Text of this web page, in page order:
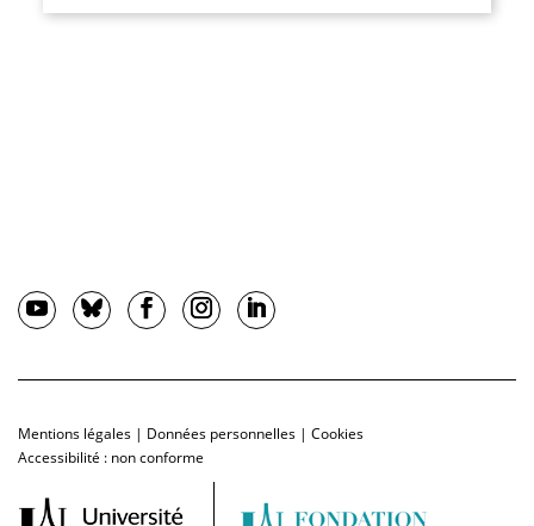
Mentions légales | Données personnelles | Cookies
Accessibilité : non conforme